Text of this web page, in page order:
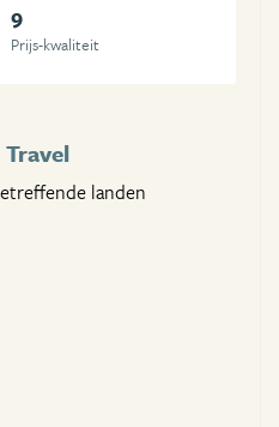
9
Prijs-kwaliteit
landen